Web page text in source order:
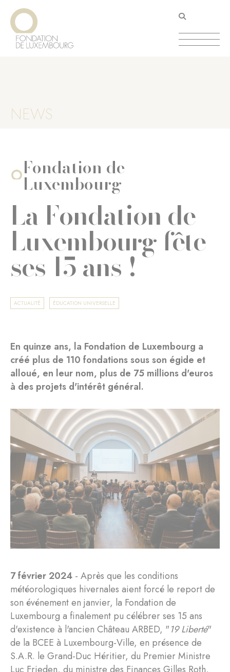
Direkt
zum
Inhalt
NEWS
Fondation de
Luxembourg
La Fondation de
Luxembourg fête
ses 15 ans !
ACTUALITÉ ÉDUCATION UNIVERSELLE
En quinze ans, la Fondation de Luxembourg a
créé plus de 110 fondations sous son égide et
alloué, en leur nom, plus de 75 millions d'euros
à des projets d'intérêt général.
7 février 2024 - Après que les conditions
météorologiques hivernales aient forcé le report de
son événement en janvier, la Fondation de
Luxembourg a finalement pu célébrer ses 15 ans
d'existence à l'ancien Château ARBED, "19 Liberté"
de la BCEE à Luxembourg-Ville, en présence de
S.A.R. le Grand-Duc Héritier, du Premier Ministre
Cookie-Einstellungen